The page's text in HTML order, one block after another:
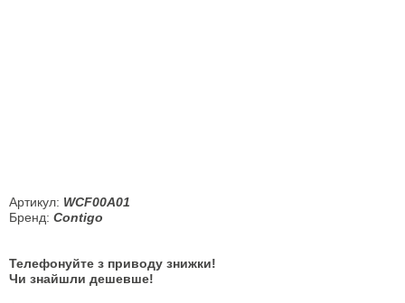
Артикул: WCF00A01
Бренд: Contigo
Телефонуйте з приводу знижки!
Чи знайшли дешевше!